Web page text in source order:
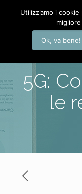
5G:
le
Utilizziamo i
Ok, va bene!